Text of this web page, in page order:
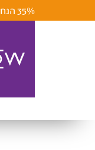
35% הנחה לחברי מועדון ומצטרפים חדשים |